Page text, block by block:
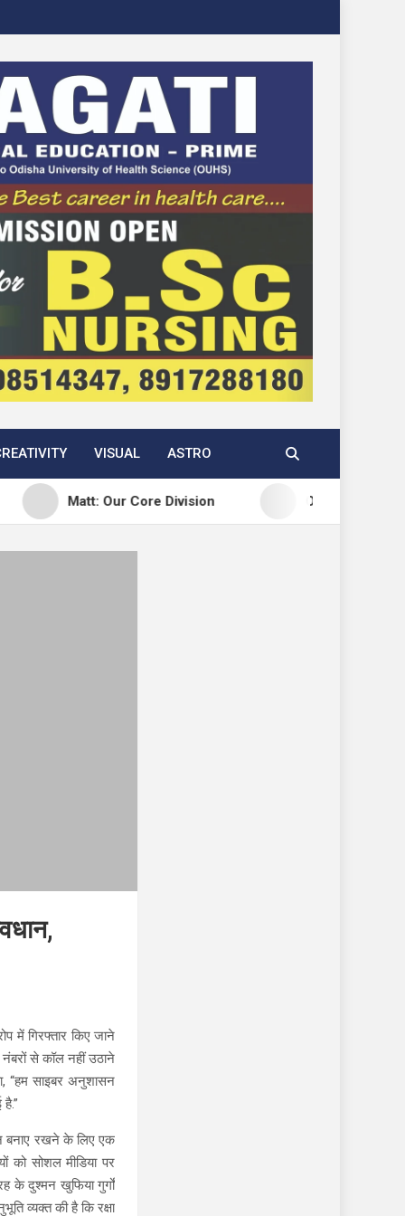
VISUAL ASTRO
Matt: Our Core Division Open Channels FM:
में गिरफ्तार किए जाने
से कॉल नहीं उठाने
“हम साइबर अनुशासन
बनाए रखने के लिए एक
को सोशल मीडिया पर
के दुश्मन खुफिया गुर्गों
व्यक्त की है कि रक्षा